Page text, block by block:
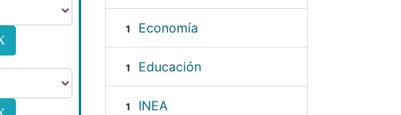
1 Economía
1 Educación
1 INEA